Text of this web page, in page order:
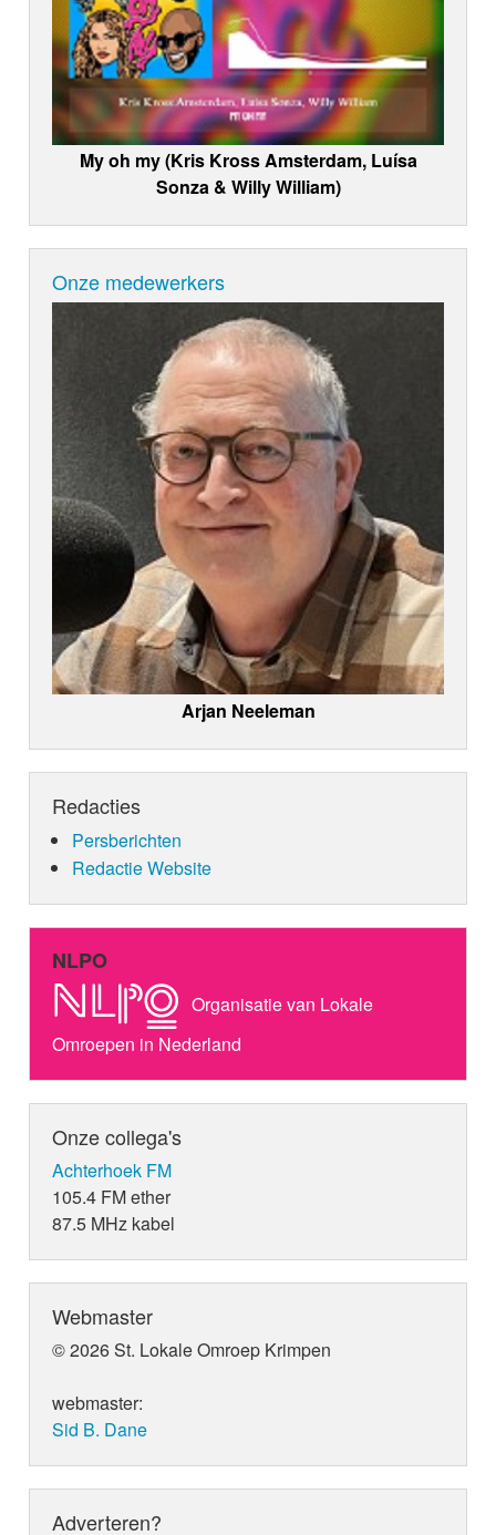
My oh my (Kris Kross Amsterdam, Luísa
Sonza & Willy William)
Onze medewerkers
Arjan Neeleman
Redacties
Persberichten
Redactie Website
NLPO
Organisatie van Lokale
Omroepen in Nederland
Onze collega's
Achterhoek FM
105.4 FM ether
87.5 MHz kabel
Webmaster
© 2026 St. Lokale Omroep Krimpen
webmaster:
Sid B. Dane
Adverteren?